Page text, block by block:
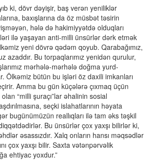
ki, dövr dəyişir, baş verən yeniliklər
baxışlarına da öz müsbət təsirin
hələ də hakimiyyətdə olduqları
ilə yaşayan anti-milli ünsürlər dərk etmək
yeni dövrə qədəm qoyub. Qarabağımız,
azaddır. Bu torpaqlarımız yenidən qurulur,
mərhələ-mərhələ doğma yurd-
Ölkəmiz bütün bu işləri öz daxili imkanları
Amma bu gün küçələrə çıxmaq üçün
“milli şuraçı”lar əhalinin sosial
seçki islahatlarının həyata
bugünümüzün reallıqları ilə tam əks təşkil
Bu ünsürlər çox yaxşı bilirlər ki,
əsassızdır. Xalq onların hansı məqsədlər
çox yaxşı bilir. Saxta vətənpərvəlik
ehtiyac yoxdur.”